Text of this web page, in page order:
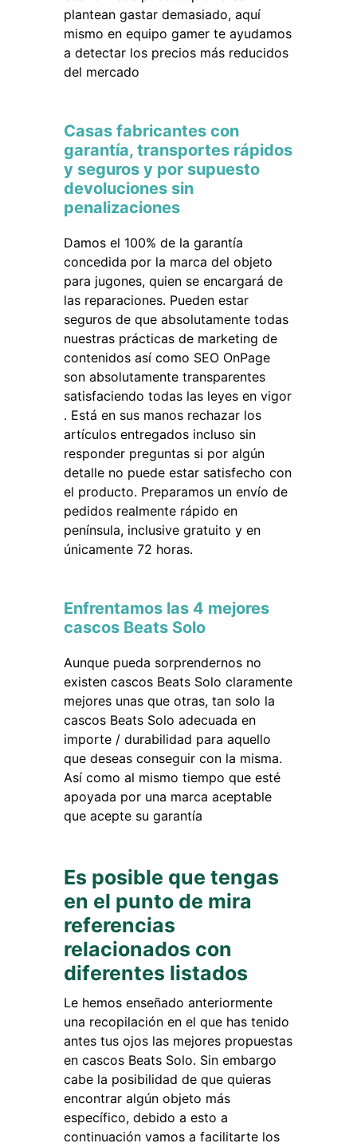
plantean gastar demasiado, aquí
mismo en equipo gamer te ayudamos
a detectar los precios más reducidos
del mercado
Casas fabricantes con
garantía, transportes rápidos
y seguros y por supuesto
devoluciones sin
penalizaciones
Damos el 100% de la garantía
concedida por la marca del objeto
para jugones, quien se encargará de
las reparaciones. Pueden estar
seguros de que absolutamente todas
nuestras prácticas de marketing de
contenidos así como SEO OnPage
son absolutamente transparentes
satisfaciendo todas las leyes en vigor
. Está en sus manos rechazar los
artículos entregados incluso sin
responder preguntas si por algún
detalle no puede estar satisfecho con
el producto. Preparamos un envío de
pedidos realmente rápido en
península, inclusive gratuito y en
únicamente 72 horas.
Enfrentamos las 4 mejores
cascos Beats Solo
Aunque pueda sorprendernos no
existen cascos Beats Solo claramente
mejores unas que otras, tan solo la
cascos Beats Solo adecuada en
importe / durabilidad para aquello
que deseas conseguir con la misma.
Así como al mismo tiempo que esté
apoyada por una marca aceptable
que acepte su garantía
Es posible que tengas
en el punto de mira
referencias
relacionados con
diferentes listados
Le hemos enseñado anteriormente
una recopilación en el que has tenido
antes tus ojos las mejores propuestas
en cascos Beats Solo. Sin embargo
cabe la posibilidad de que quieras
encontrar algún objeto más
específico, debido a esto a
continuación vamos a facilitarte los